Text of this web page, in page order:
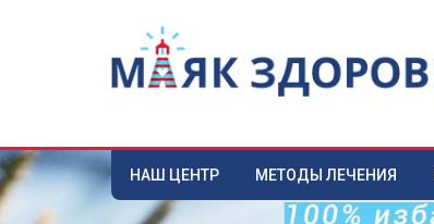
НАШ ЦЕНТР МЕТОДЫ ЛЕЧЕНИЯ